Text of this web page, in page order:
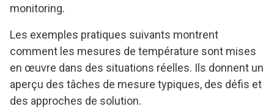
monitoring.
Les exemples pratiques suivants montrent
comment les mesures de température sont mises
en œuvre dans des situations réelles. Ils donnent un
aperçu des tâches de mesure typiques, des défis et
des approches de solution.